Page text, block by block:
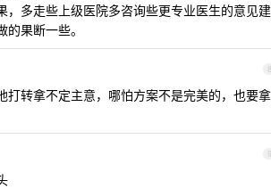
多走些上级医院多咨询些更专业医生的意见建
果断一些。
8
转拿不定主意，哪怕方案不是完美的，也要拿
9